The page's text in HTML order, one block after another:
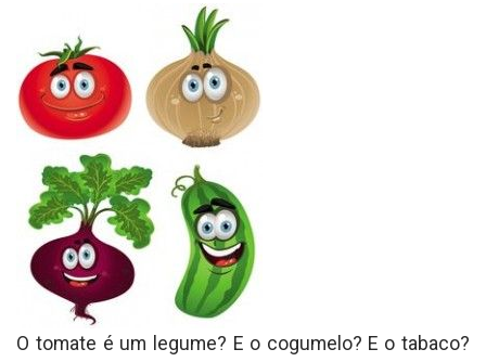
O tomate é um legume? E o cogumelo? E o tabaco?